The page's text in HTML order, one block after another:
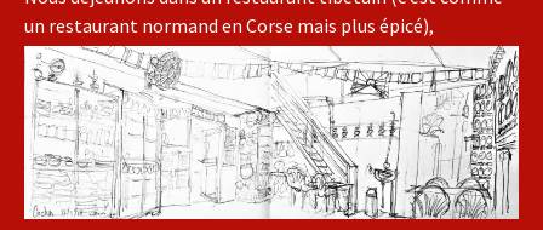
un restaurant normand en Corse mais plus épicé),